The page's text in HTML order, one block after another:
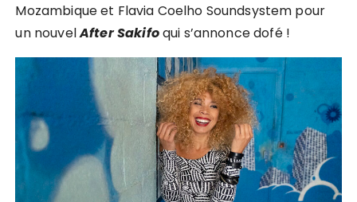
Mozambique et Flavia Coelho Soundsystem pour
un nouvelAfter Sakifoqui s’annonce dofé !